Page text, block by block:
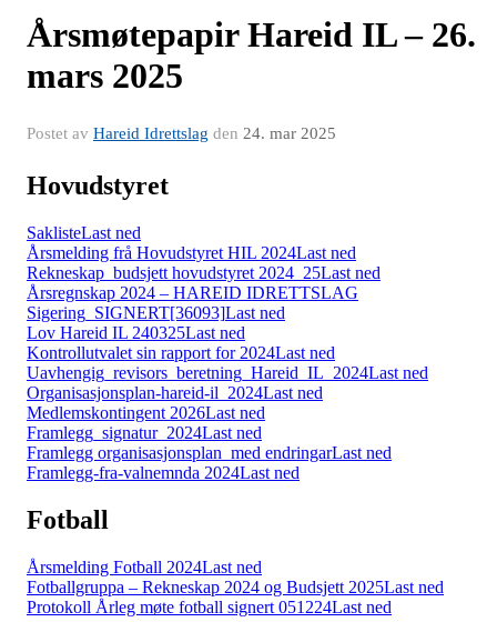
Årsmøtepapir Hareid IL – 26.
mars 2025
Postet av Hareid Idrettslag den 24. mar 2025
Hovudstyret
SaklisteLast ned
Årsmelding frå Hovudstyret HIL 2024Last ned
Rekneskap_budsjett hovudstyret 2024_25Last ned
Årsregnskap 2024 – HAREID IDRETTSLAG
Sigering_SIGNERT[36093]Last ned
Lov Hareid IL 240325Last ned
Kontrollutvalet sin rapport for 2024Last ned
Uavhengig_revisors_beretning_Hareid_IL_2024Last ned
Organisasjonsplan-hareid-il_2024Last ned
Medlemskontingent 2026Last ned
Framlegg_signatur_2024Last ned
Framlegg organisasjonsplan_med endringarLast ned
Framlegg-fra-valnemnda 2024Last ned
Fotball
Årsmelding Fotball 2024Last ned
Fotballgruppa – Rekneskap 2024 og Budsjett 2025Last ned
Protokoll Årleg møte fotball signert 051224Last ned